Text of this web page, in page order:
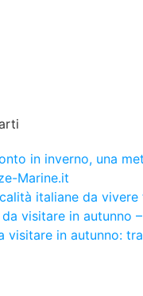
italiane da
visitare in autunno: